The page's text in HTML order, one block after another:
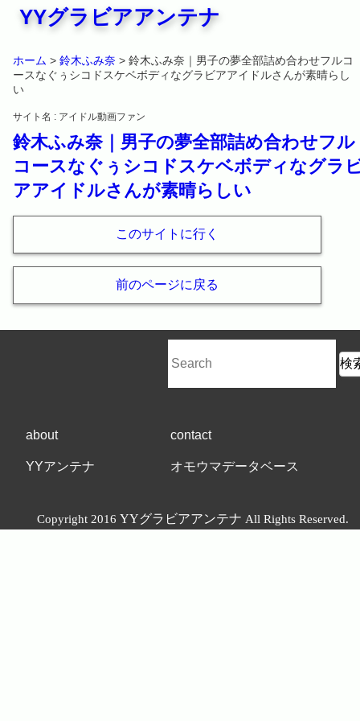
YYグラビアアンテナ
ホーム > 鈴木ふみ奈 > 鈴木ふみ奈｜男子の夢全部詰め合わせフルコ
ースなぐぅシコドスケベボディなグラビアアイドルさんが素晴らし
い
サイト名 : アイドル動画ファン
鈴木ふみ奈｜男子の夢全部詰め合わせフル
コースなぐぅシコドスケベボディなグラ
アアイドルさんが素晴らしい
このサイトに行く
前のページに戻る
about contact
YYアンテナ オモウマデータベース
Copyright 2016 YYグラビアアンテナ All Rights Reserved.